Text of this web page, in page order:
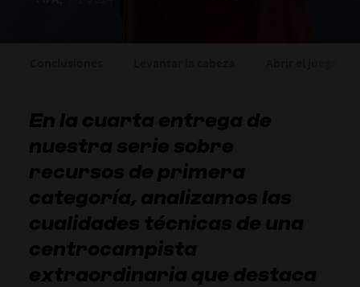
En la cuarta entrega de
nuestra serie sobre
recursos de primera
categoría, analizamos las
cualidades técnicas de una
centrocampista
extraordinaria que destaca